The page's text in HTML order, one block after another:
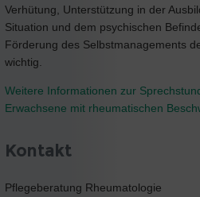
Verhütung, Unterstützung in der
Situation und dem psychischen
Förderung des Selbstmanagements
wichtig.
Weitere Informationen zur
Erwachsene mit rheumatischen
Kontakt
Pflegeberatung Rheumatologie